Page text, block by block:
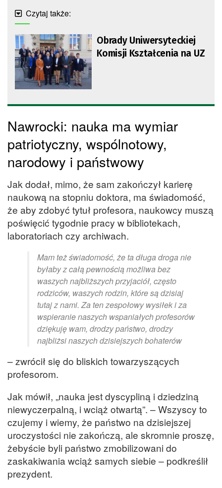
Czytaj także:
Obrady Uniwersyteckiej
Komisji Kształcenia na UZ
Nawrocki: nauka ma wymiar
patriotyczny, wspólnotowy,
narodowy i państwowy
Jak dodał, mimo, że sam zakończył karierę
naukową na stopniu doktora, ma świadomość,
że aby zdobyć tytuł profesora, naukowcy muszą
poświęcić tygodnie pracy w bibliotekach,
laboratoriach czy archiwach.
Mam też świadomość, że ta długa droga nie
byłaby z całą pewnością możliwa bez
waszych najbliższych przyjaciół, często
rodziców, waszych rodzin, które są dzisiaj
tutaj z nami. Za ten zespołowy wysiłek i za
wspieranie naszych wspaniałych profesorów
dziękuję wam, drodzy państwo, drodzy
najbliżsi naszych dzisiejszych bohaterów
– zwrócił się do bliskich towarzyszących
profesorom.
Jak mówił, „nauka jest dyscypliną i dziedziną
niewyczerpalną, i wciąż otwartą”. – Wszyscy to
czujemy i wiemy, że państwo na dzisiejszej
uroczystości nie zakończą, ale skromnie proszę,
żebyście byli państwo zmobilizowani do
zaskakiwania wciąż samych siebie – podkreślił
prezydent.